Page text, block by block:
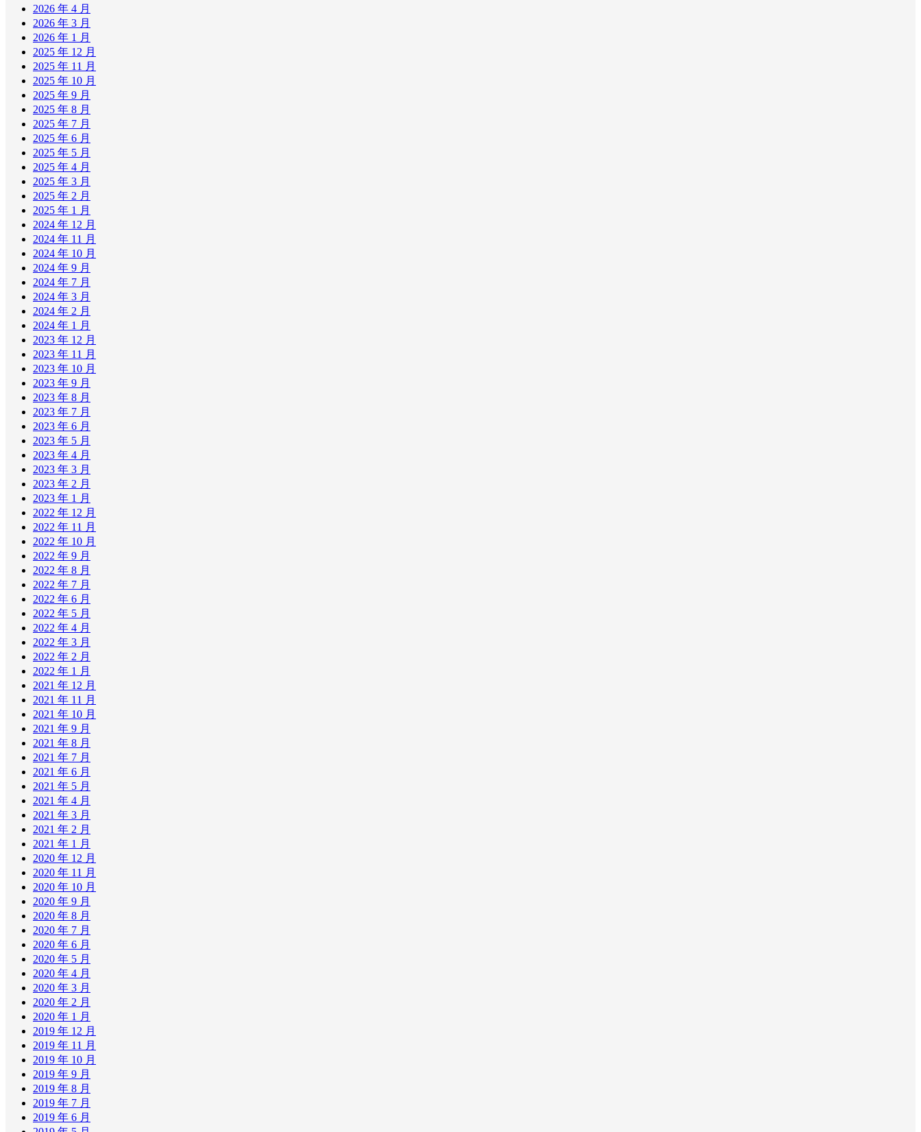
2026 年 4 月
2026 年 3 月
2026 年 1 月
2025 年 12 月
2025 年 11 月
2025 年 10 月
2025 年 9 月
2025 年 8 月
2025 年 7 月
2025 年 6 月
2025 年 5 月
2025 年 4 月
2025 年 3 月
2025 年 2 月
2025 年 1 月
2024 年 12 月
2024 年 11 月
2024 年 10 月
2024 年 9 月
2024 年 7 月
2024 年 3 月
2024 年 2 月
2024 年 1 月
2023 年 12 月
2023 年 11 月
2023 年 10 月
2023 年 9 月
2023 年 8 月
2023 年 7 月
2023 年 6 月
2023 年 5 月
2023 年 4 月
2023 年 3 月
2023 年 2 月
2023 年 1 月
2022 年 12 月
2022 年 11 月
2022 年 10 月
2022 年 9 月
2022 年 8 月
2022 年 7 月
2022 年 6 月
2022 年 5 月
2022 年 4 月
2022 年 3 月
2022 年 2 月
2022 年 1 月
2021 年 12 月
2021 年 11 月
2021 年 10 月
2021 年 9 月
2021 年 8 月
2021 年 7 月
2021 年 6 月
2021 年 5 月
2021 年 4 月
2021 年 3 月
2021 年 2 月
2021 年 1 月
2020 年 12 月
2020 年 11 月
2020 年 10 月
2020 年 9 月
2020 年 8 月
2020 年 7 月
2020 年 6 月
2020 年 5 月
2020 年 4 月
2020 年 3 月
2020 年 2 月
2020 年 1 月
2019 年 12 月
2019 年 11 月
2019 年 10 月
2019 年 9 月
2019 年 8 月
2019 年 7 月
2019 年 6 月